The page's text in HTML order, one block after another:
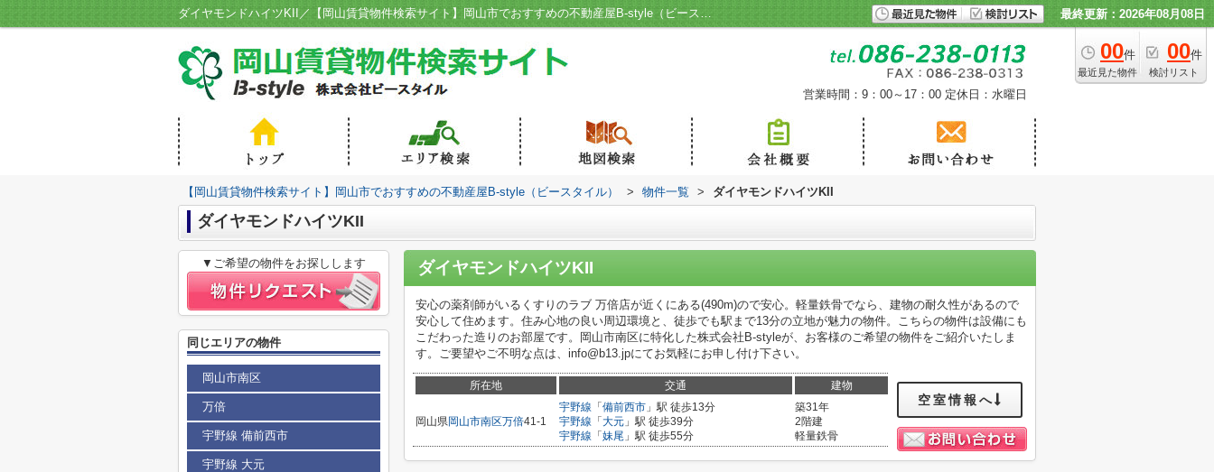
ダイヤモンドハイツKII／【岡山賃貸物件検索サイト】岡山市でおすすめの不動産屋B-style（ビースタイル） 最終更新：2026年08月08日
00件
最近見た物件
00件
検討リスト
営業時間：9：00～17：00 定休日：水曜日
【岡山賃貸物件検索サイト】岡山市でおすすめの不動産屋B-style（ビースタイル） > 物件一覧 > ダイヤモンドハイツKII
ダイヤモンドハイツKII
ダイヤモンドハイツKII
安心の薬剤師がいるくすりのラブ 万倍店が近くにある(490m)ので安心。軽量鉄骨でなら、建物の耐久性があるので
安心して住めます。住み心地の良い周辺環境と、徒歩でも駅まで13分の立地が魅力の物件。こちらの物件は設備にも
こだわった造りのお部屋です。岡山市南区に特化した株式会社B-styleが、お客様のご希望の物件をご紹介いたしま
す。ご要望やご不明な点は、info@b13.jpにてお気軽にお申し付け下さい。
所在地 交通 建物
岡山県岡山市南区万倍41-1
宇野線 「 備前西市 」駅 徒歩13分
宇野線 「 大元 」駅 徒歩39分
宇野線 「 妹尾 」駅 徒歩55分
築31年
2階建
軽量鉄骨
空室情報へ
▼ご希望の物件をお探しします
同じエリアの物件
岡山市南区
万倍
宇野線 備前西市
宇野線 大元